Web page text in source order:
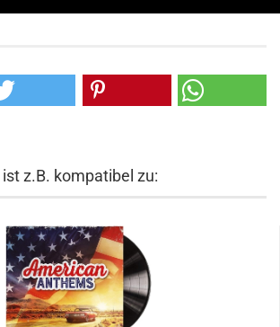
z.B. kompatibel zu: